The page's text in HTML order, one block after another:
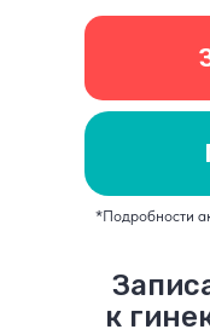
*Подробности
к